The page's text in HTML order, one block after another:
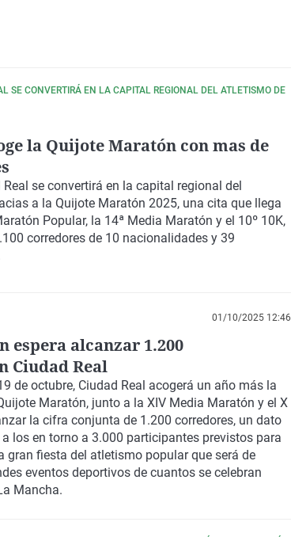
SE CONVERTIRÁ EN LA CAPITAL REGIONAL DEL ATLETISMO DE
la Quijote Maratón con mas de
se convertirá en la capital regional del
a la Quijote Maratón 2025, una cita que llega
Popular, la 14ª Media Maratón y el 10º 10K,
corredores de 10 nacionalidades y 39
01/10/2025 12:46
espera alcanzar 1.200
Ciudad Real
de octubre, Ciudad Real acogerá un año más la
Maratón, junto a la XIV Media Maratón y el X
la cifra conjunta de 1.200 corredores, un dato
los en torno a 3.000 participantes previstos para
gran fiesta del atletismo popular que será de
eventos deportivos de cuantos se celebran
Mancha.